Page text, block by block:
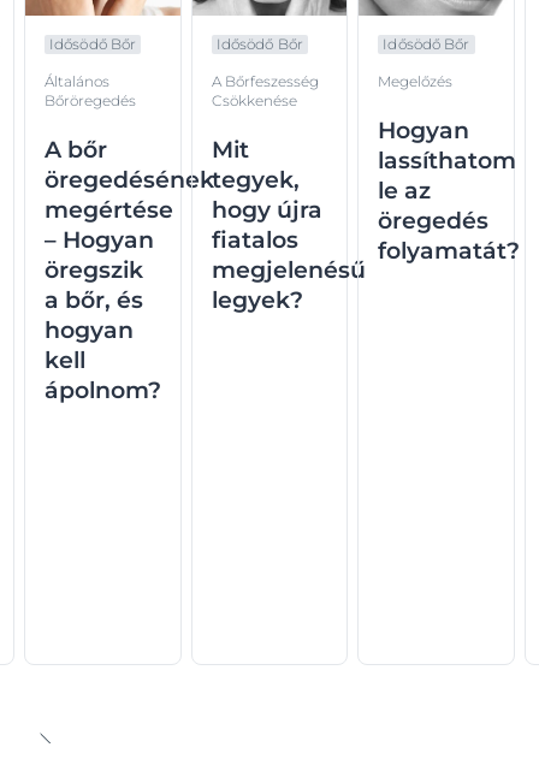
Idősödő Bőr
Általános
Bőröregedés
A bőr
öregedésének
megértése
– Hogyan
öregszik
a bőr, és
hogyan
kell
ápolnom?
Idősödő Bőr
A Bőrfeszesség
Csökkenése
Mit
tegyek,
hogy újra
fiatalos
megjelenésű
legyek?
Idősödő Bőr
Megelőzés
Hogyan
lassíthatom
le az
öregedés
folyamatát?